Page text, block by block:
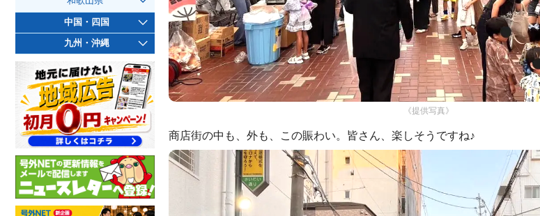
《提供写真》
商店街の中も、外も、この賑わい。皆さん、楽しそうですね♪
中国・四国
九州・沖縄